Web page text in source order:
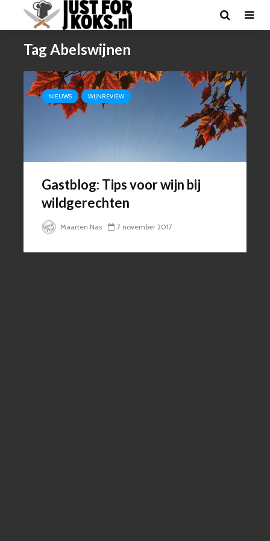
Tag Abelswijnen
NIEUWS WIJNREVIEW
Gastblog: Tips voor wijn bij
wildgerechten
Maarten Nas 7 november 2017